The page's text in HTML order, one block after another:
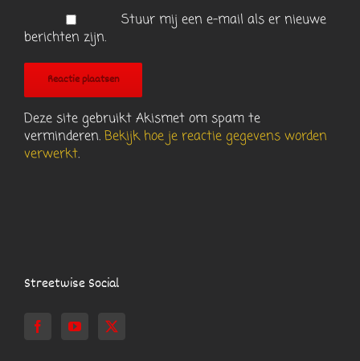
Stuur mij een e-mail als er nieuwe
berichten zijn.
Deze site gebruikt Akismet om spam te
verminderen. Bekijk hoe je reactie gegevens worden
verwerkt.
Streetwise Social